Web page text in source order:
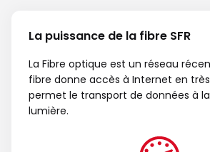
La puissance de la fibre SFR
La Fibre optique est un réseau
fibre donne accès à Internet en
permet le transport de données à
lumière.